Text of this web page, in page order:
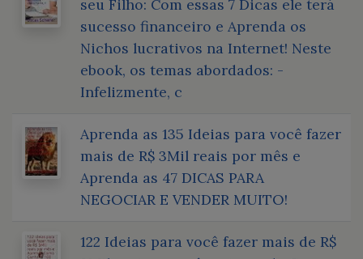
seu Filho: Com essas 7 Dicas ele terá
sucesso financeiro e Aprenda os
Nichos lucrativos na Internet! Neste
ebook, os temas abordados: -
Infelizmente, c
Aprenda as 135 Ideias para você fazer
mais de R$ 3Mil reais por mês e
Aprenda as 47 DICAS PARA
NEGOCIAR E VENDER MUITO!
122 Ideias para você fazer mais de R$